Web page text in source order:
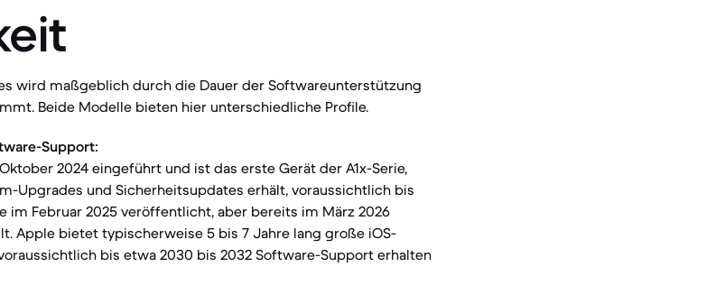
wird maßgeblich durch die Dauer der Softwareunterstützung
Beide Modelle bieten hier unterschiedliche Profile.
Support:
2024 eingeführt und ist das erste Gerät der A1x-Serie,
Upgrades und Sicherheitsupdates erhält, voraussichtlich bis
im Februar 2025 veröffentlicht, aber bereits im März 2026
Apple bietet typischerweise 5 bis 7 Jahre lang große iOS-
bis etwa 2030 bis 2032 Software-Support erhalten